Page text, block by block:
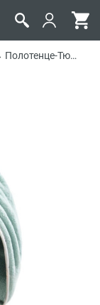
Полотенце-Тюрбан для Волос BJÖRN AXÉN Hair Towel Wrap Green